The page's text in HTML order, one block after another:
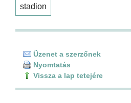
stadion
Üzenet a szerzőnek
Nyomtatás
Vissza a lap tetejére